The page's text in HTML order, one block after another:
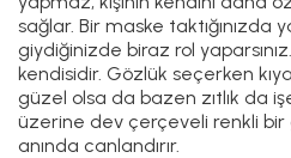
sağlar. Bir maske taktığınızda
giydiğinizde biraz rol
kendisidir. Gözlük seçerken
güzel olsa da bazen zıtlık da
üzerine dev çerçeveli renkli
anında canlandırır.